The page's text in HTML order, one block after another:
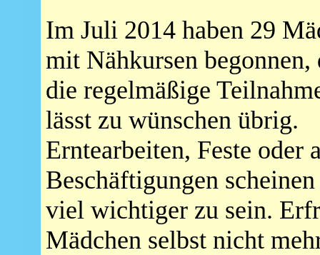
Im Juli 2014 haben 29
mit Nähkursen begonnen,
die regelmäßige
lässt zu wünschen übrig.
Erntearbeiten, Feste oder
Beschäftigungen
viel wichtiger zu sein.
Mädchen selbst nicht